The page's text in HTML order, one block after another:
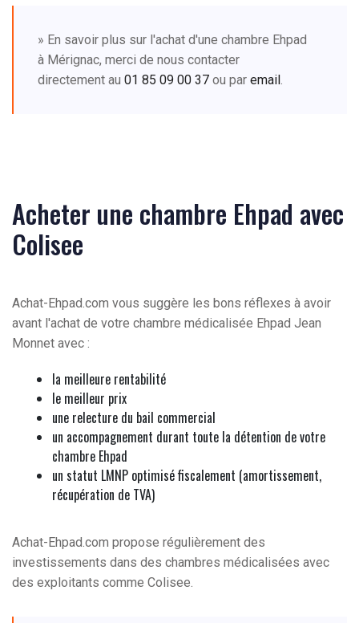
» En savoir plus sur l'achat d'une chambre Ehpad
à Mérignac, merci de nous contacter
directement au 01 85 09 00 37 ou par email.
Acheter une chambre Ehpad avec
Colisee
Achat-Ehpad.com vous suggère les bons réflexes à avoir
avant l'achat de votre chambre médicalisée Ehpad Jean
Monnet avec :
la meilleure rentabilité
le meilleur prix
une relecture du bail commercial
un accompagnement durant toute la détention de votre
chambre Ehpad
un statut LMNP optimisé fiscalement (amortissement,
récupération de TVA)
Achat-Ehpad.com propose régulièrement des
investissements dans des chambres médicalisées avec
des exploitants comme Colisee.